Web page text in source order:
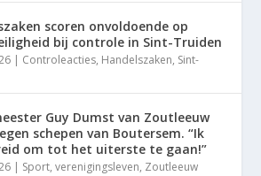
scoren onvoldoende op
bij controle in Sint-Truiden
| Controleacties, Handelszaken, Sint-
Guy Dumst van Zoutleeuw
schepen van Boutersem. “Ik
om tot het uiterste te gaan!”
| Sport,verenigingsleven, Zoutleeuw